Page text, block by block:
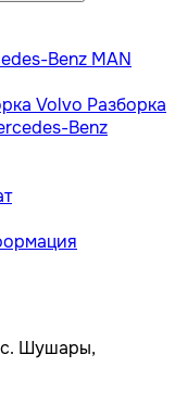
Benz MAN
Volvo Разборка
Benz
Шушары,